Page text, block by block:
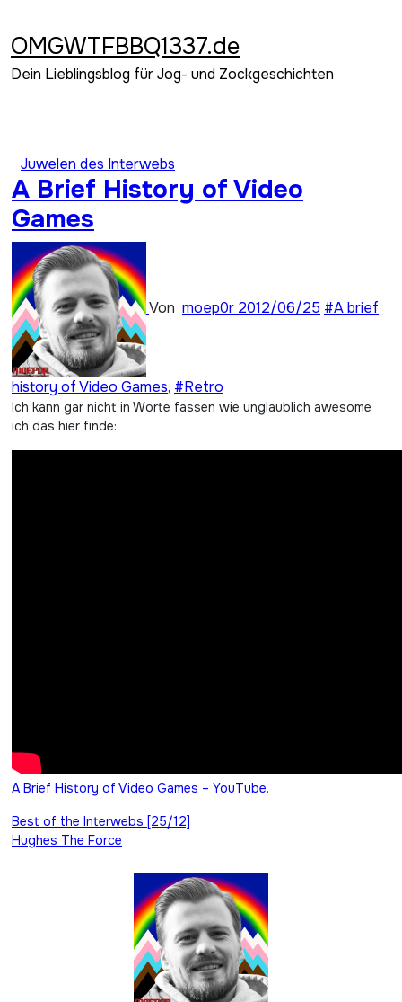
springen
OMGWTFBBQ1337.de
Dein Lieblingsblog für Jog- und Zockgeschichten
Juwelen des Interwebs
A Brief History of Video
Games
Von moep0r 2012/06/25 #A brief
history of Video Games, #Retro
Ich kann gar nicht in Worte fassen wie unglaublich awesome
ich das hier finde:
A Brief History of Video Games – YouTube.
Beitragsnavigation
Best of the Interwebs [25/12]
Hughes The Force